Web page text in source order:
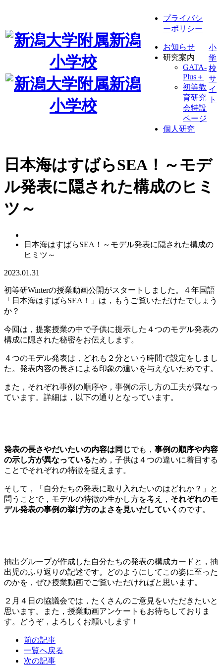
プライバシ
ーポリシー
お知らせ
研究案内
GATA-
Plus＋
初等教
育研究
会特設
ページ
個人研究
小
学
校
サ
イ
ト
日本海はすばらSEA！～モデ
ル発表に隠された構成のヒミ
ツ～
日本海はすばらSEA！～モデル発表に隠された構成の
ヒミツ～
2023.01.31
初等研Winterの授業動画公開がスタートしました。４年国語
「日本海はすばらSEA！」は，もうご覧いただけたでしょう
か？
今回は，提案授業の中で子供に提示した４つのモデル発表の
構成に隠された秘密をお伝えします。
４つのモデル発表は，どれも２分という時間で設定をしまし
た。発表内容の長さによる印象の違いを与えないためです。
また，それぞれ事例の順序や，事例の示し方の工夫が異なっ
ています。詳細は，以下の通りとなっています。
発表の長さやだいたいの内容は同じでも， 事例の順序や内容
の示し方が異なっているため，子供は４つの違いに着目する
ことでそれぞれの特徴を捉えます。
そして，「自分たちの発表に取り入れたいのはどれか？」と
問うことで，モデルの特徴の生かし方を考え， それぞれのモ
デル発表の事例の挙げ方のよさを見いだしていく のです。
抽出グループが作成した自分たちの発表の構成カードと，抽
出児のふり返りの記述です。どのようにしてこの姿に至った
のかを，ぜひ授業動画でご覧いただければと思います。
２月４日の協議会では，たくさんのご意見をいただきたいと
思います。また，授業動画アンケートもお待ちしておりま
す。どうぞ，よろしくお願いします！
前の記事
一覧へ戻る
次の記事